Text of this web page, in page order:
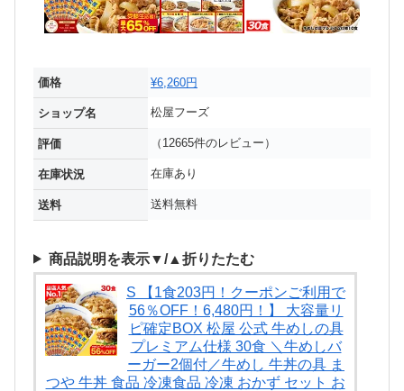
価格 ¥6,260円
ショップ名 松屋フーズ
評価 （12665件のレビュー）
在庫状況 在庫あり
送料 送料無料
商品説明を表示▼/▲折りたたむ
S 【1食203円！クーポンご利用で
56％OFF！6,480円！】 大容量リ
ピ確定BOX 松屋 公式 牛めしの具
プレミアム仕様 30食 ＼牛めしバ
ーガー2個付／牛めし 牛丼の具 ま
つや 牛丼 食品 冷凍食品 冷凍 おかず セット お